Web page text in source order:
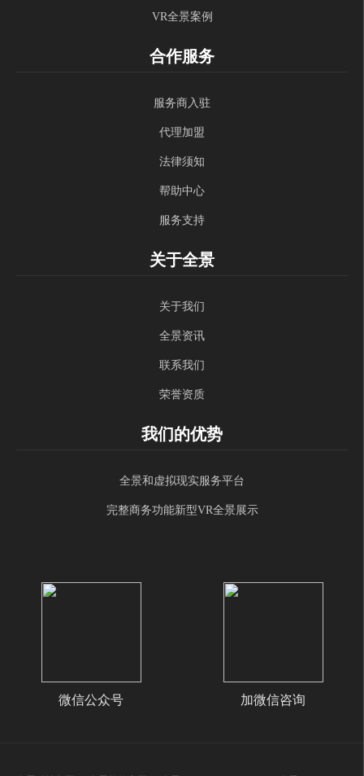
VR全景案例
合作服务
服务商入驻
代理加盟
法律须知
帮助中心
服务支持
关于全景
关于我们
全景资讯
联系我们
荣誉资质
我们的优势
全景和虚拟现实服务平台
完整商务功能新型VR全景展示
微信公众号 加微信咨询